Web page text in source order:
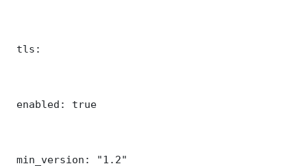
tls:
enabled: true
min_version: "1.2"